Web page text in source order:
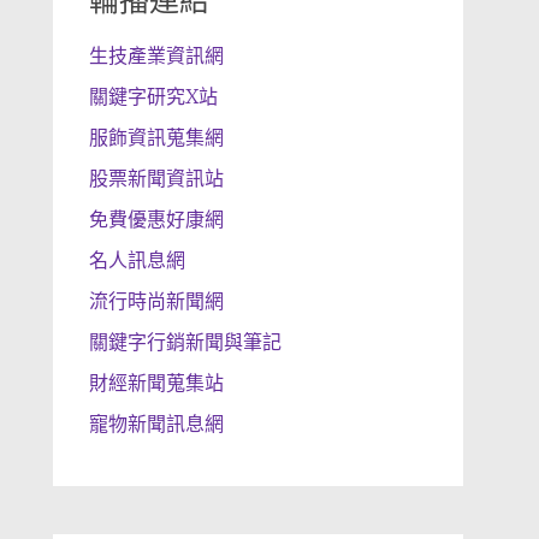
生技產業資訊網
關鍵字研究X站
服飾資訊蒐集網
股票新聞資訊站
免費優惠好康網
名人訊息網
流行時尚新聞網
關鍵字行銷新聞與筆記
財經新聞蒐集站
寵物新聞訊息網